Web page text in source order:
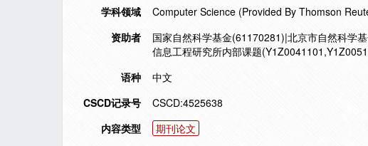
学科领域
Computer Science (Provided By Thomson
资助者
国家自然科学基金(61170281)|北京市自然科学
信息工程研究所内部课题
语种
中文
CSCD记录号
CSCD:4525638
内容类型
期刊论文